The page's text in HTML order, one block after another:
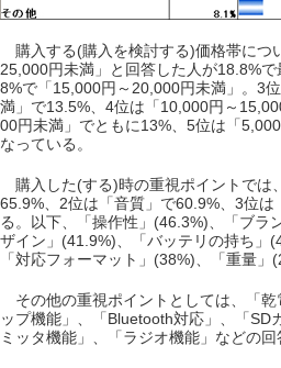
購入する(購入を検討する)価格帯につ
25,000円未満」と回答した人が18.8%
8%で「15,000円～20,000円未満」。3
満」で13.5%、4位は「10,000円～
00円未満」でともに13%、5位は「
なっている。
購入した(する)時の重視ポイントでは
65.9%、2位は「音質」で60.9%、3位は
る。以下、「操作性」(46.3%)、「ブラ
ザイン」(41.9%)、「バッテリの持ち」
「対応フォーマット」(38%)、「重量」
その他の重視ポイントとしては、「乾
ップ機能」、「Bluetooth対応」、「SD
ミッタ機能」、「ラジオ機能」などの回